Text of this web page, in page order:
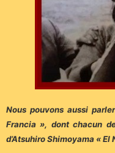
Nous pouvons aussi
Francia », dont chacun
d’Atsuhiro Shimoyama «